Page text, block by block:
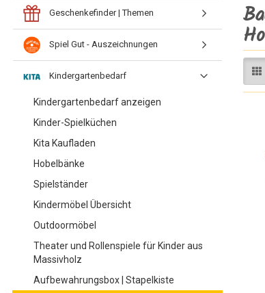
Geschenkefinder | Themen
Spiel Gut - Auszeichnungen
Kindergartenbedarf
Kindergartenbedarf anzeigen
Kinder-Spielküchen
Kita Kaufladen
Hobelbänke
Spielständer
Kindermöbel Übersicht
Outdoormöbel
Theater und Rollenspiele für Kinder aus
Massivholz
Aufbewahrungsbox | Stapelkiste